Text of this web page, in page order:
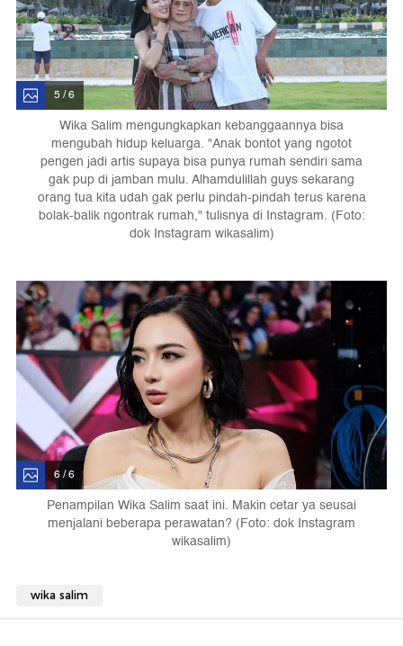
5 / 6
Wika Salim mengungkapkan kebanggaannya bisa
mengubah hidup keluarga. "Anak bontot yang ngotot
pengen jadi artis supaya bisa punya rumah sendiri sama
gak pup di jamban mulu. Alhamdulillah guys sekarang
orang tua kita udah gak perlu pindah-pindah terus karena
bolak-balik ngontrak rumah," tulisnya di Instagram. (Foto:
dok Instagram wikasalim)
6 / 6
Penampilan Wika Salim saat ini. Makin cetar ya seusai
menjalani beberapa perawatan? (Foto: dok Instagram
wikasalim)
wika salim